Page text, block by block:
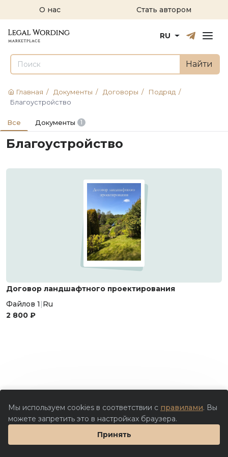
О нас Стать автором
РусскийEnglish
RU
Найти
Главная / Документы / Договоры / Подряд /
Благоустройство
Все Документы 1
Благоустройство
Договор ландшафтного проектирования
Файлов 1 |Ru
2 800 ₽
Мы используем cookies в соответствии с правилами. Вы
можете запретить это в настройках браузера.
Принять